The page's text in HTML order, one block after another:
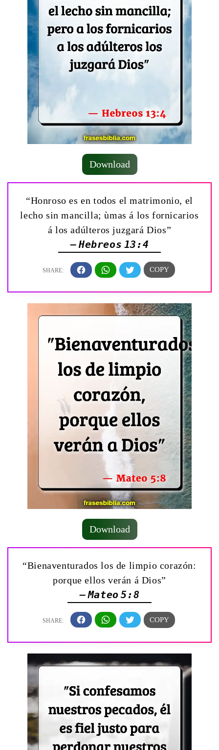
Download
“Honroso es en todos el matrimonio, el
lecho sin mancilla; ùmas á los fornicarios
á los adúlteros juzgará Dios”
— Hebreos 13:4
Download
“Bienaventurados los de limpio corazón:
porque ellos verán á Dios”
— Mateo 5:8